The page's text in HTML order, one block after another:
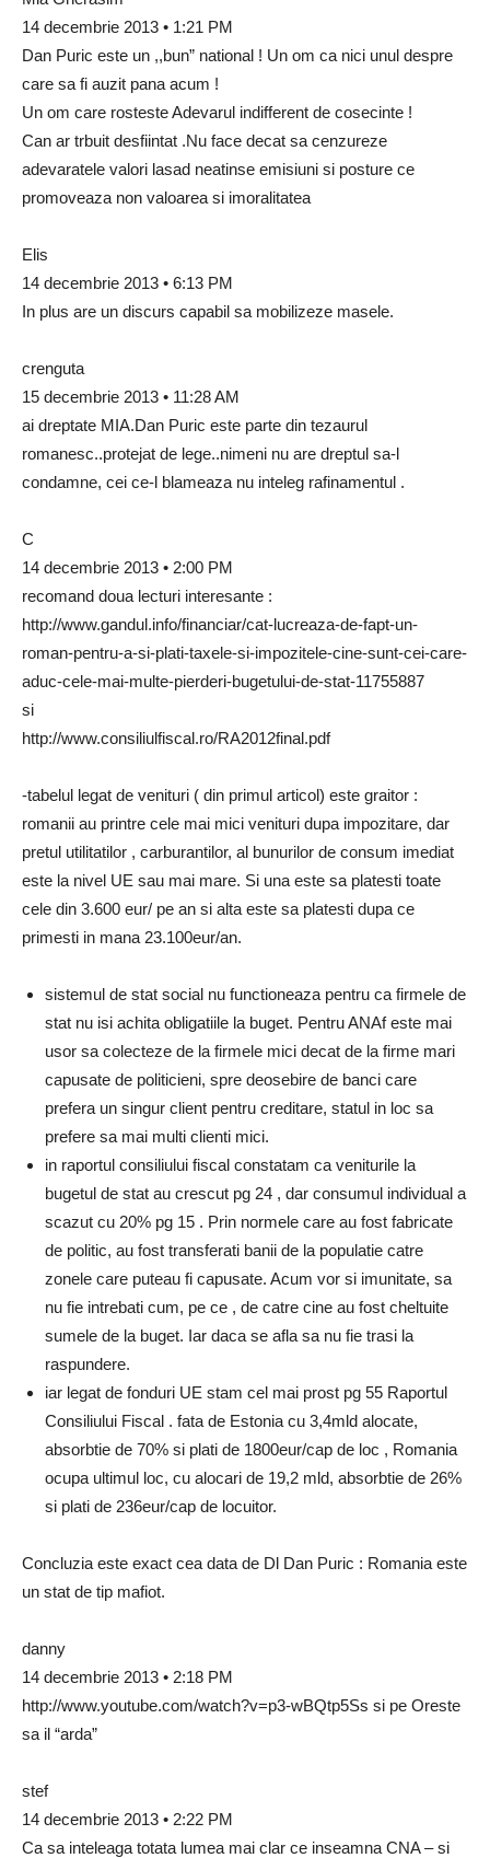
14 decembrie 2013 • 1:21 PM
Dan Puric este un ,,bun” national ! Un om ca nici unul despre
care sa fi auzit pana acum !
Un om care rosteste Adevarul indifferent de cosecinte !
Can ar trbuit desfiintat .Nu face decat sa cenzureze
adevaratele valori lasad neatinse emisiuni si posture ce
promoveaza non valoarea si imoralitatea
Elis
14 decembrie 2013 • 6:13 PM
In plus are un discurs capabil sa mobilizeze masele.
crenguta
15 decembrie 2013 • 11:28 AM
ai dreptate MIA.Dan Puric este parte din tezaurul
romanesc..protejat de lege..nimeni nu are dreptul sa-l
condamne, cei ce-l blameaza nu inteleg rafinamentul .
C
14 decembrie 2013 • 2:00 PM
recomand doua lecturi interesante :
http://www.gandul.info/financiar/cat-lucreaza-de-fapt-un-
roman-pentru-a-si-plati-taxele-si-impozitele-cine-sunt-cei-care-
aduc-cele-mai-multe-pierderi-bugetului-de-stat-11755887
si
http://www.consiliulfiscal.ro/RA2012final.pdf
-tabelul legat de venituri ( din primul articol) este graitor :
romanii au printre cele mai mici venituri dupa impozitare, dar
pretul utilitatilor , carburantilor, al bunurilor de consum imediat
este la nivel UE sau mai mare. Si una este sa platesti toate
cele din 3.600 eur/ pe an si alta este sa platesti dupa ce
primesti in mana 23.100eur/an.
sistemul de stat social nu functioneaza pentru ca firmele de
stat nu isi achita obligatiile la buget. Pentru ANAf este mai
usor sa colecteze de la firmele mici decat de la firme mari
capusate de politicieni, spre deosebire de banci care
prefera un singur client pentru creditare, statul in loc sa
prefere sa mai multi clienti mici.
in raportul consiliului fiscal constatam ca veniturile la
bugetul de stat au crescut pg 24 , dar consumul individual a
scazut cu 20% pg 15 . Prin normele care au fost fabricate
de politic, au fost transferati banii de la populatie catre
zonele care puteau fi capusate. Acum vor si imunitate, sa
nu fie intrebati cum, pe ce , de catre cine au fost cheltuite
sumele de la buget. Iar daca se afla sa nu fie trasi la
raspundere.
iar legat de fonduri UE stam cel mai prost pg 55 Raportul
Consiliului Fiscal . fata de Estonia cu 3,4mld alocate,
absorbtie de 70% si plati de 1800eur/cap de loc , Romania
ocupa ultimul loc, cu alocari de 19,2 mld, absorbtie de 26%
si plati de 236eur/cap de locuitor.
Concluzia este exact cea data de Dl Dan Puric : Romania este
un stat de tip mafiot.
danny
14 decembrie 2013 • 2:18 PM
http://www.youtube.com/watch?v=p3-wBQtp5Ss si pe Oreste
sa il “arda”
stef
14 decembrie 2013 • 2:22 PM
Ca sa inteleaga totata lumea mai clar ce inseamna CNA – si